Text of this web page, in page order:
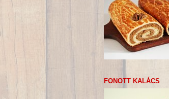
FONOTT KALÁCS